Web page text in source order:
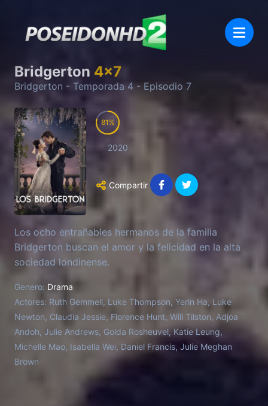
Bridgerton 4x7
Bridgerton - Temporada 4 - Episodio 7
81
2020
Compartir
Los ocho entrañables hermanos de la familia
Bridgerton buscan el amor y la felicidad en la alta
sociedad londinense.
Genero: Drama
Actores: Ruth Gemmell, Luke Thompson, Yerin Ha, Luke
Newton, Claudia Jessie, Florence Hunt, Will Tilston, Adjoa
Andoh, Julie Andrews, Golda Rosheuvel, Katie Leung,
Michelle Mao, Isabella Wei, Daniel Francis, Julie Meghan
Brown